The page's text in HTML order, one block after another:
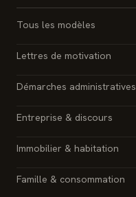
Tous les modèles
Lettres de motivation
Démarches administratives
Entreprise & discours
Immobilier & habitation
Famille & consommation